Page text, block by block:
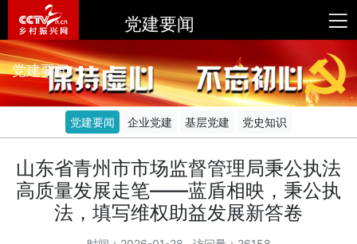
党建要闻
党建要闻
党建要闻 企业党建 基层党建 党史知识
山东省青州市市场监督管理局秉公执法
高质量发展走笔——蓝盾相映，秉公执
法，填写维权助益发展新答卷